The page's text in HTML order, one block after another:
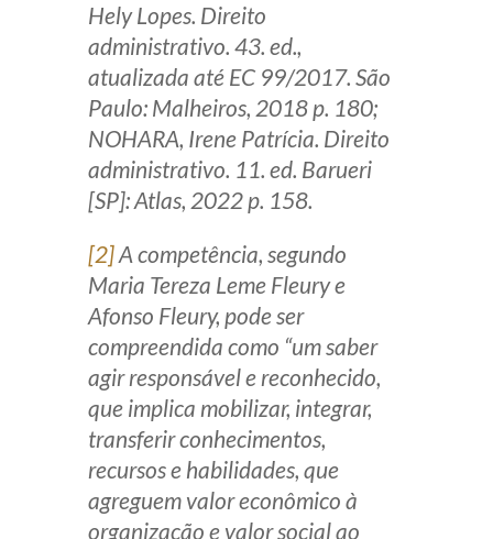
Hely Lopes. Direito
administrativo. 43. ed.,
atualizada até EC 99/2017. São
Paulo: Malheiros, 2018 p. 180;
NOHARA, Irene Patrícia. Direito
administrativo. 11. ed. Barueri
[SP]: Atlas, 2022 p. 158.
[2]A competência, segundo
Maria Tereza Leme Fleury e
Afonso Fleury, pode ser
compreendida como “um saber
agir responsável e reconhecido,
que implica mobilizar, integrar,
transferir conhecimentos,
recursos e habilidades, que
agreguem valor econômico à
organização e valor social ao